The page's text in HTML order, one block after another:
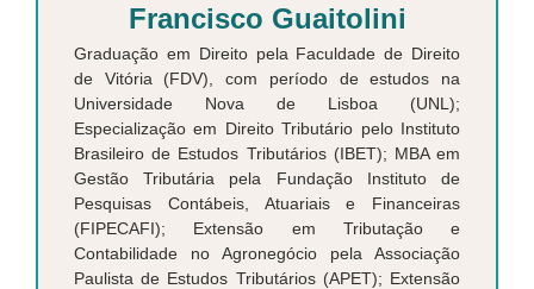
Francisco Guaitolini
Graduação em Direito pela Faculdade de Direito
de Vitória (FDV), com período de estudos na
Universidade Nova de Lisboa (UNL);
Especialização em Direito Tributário pelo Instituto
Brasileiro de Estudos Tributários (IBET); MBA em
Gestão Tributária pela Fundação Instituto de
Pesquisas Contábeis, Atuariais e Financeiras
(FIPECAFI); Extensão em Tributação e
Contabilidade no Agronegócio pela Associação
Paulista de Estudos Tributários (APET); Extensão